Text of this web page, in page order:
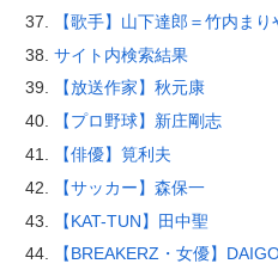
【歌手】山下達郎＝竹内まり
サイト内検索結果
【放送作家】秋元康
【プロ野球】新庄剛志
【俳優】筧利夫
【サッカー】森保一
【KAT-TUN】田中聖
【BREAKERZ・女優】